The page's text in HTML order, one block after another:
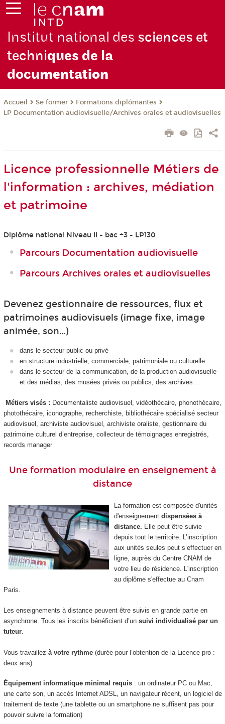
Institut national des sciences et
techniques de la
documentation
Accueil Se former
Formations diplômantes
LP Documentation audiovisuelle/Archives orales et audiovisuelles
Licence professionnelle Métiers de
l'information : archives, médiation
et patrimoine
Diplôme national Niveau II - bac +3 - LP130
Parcours Documentation audiovisuelle
Parcours Archives orales et audiovisuelles
Devenez gestionnaire de ressources, flux et
patrimoines audiovisuels (image fixe, image
animée, son…)
dans le secteur public ou privé
en structure industrielle, commerciale, patrimoniale ou culturelle
dans le secteur de la communication, de la production audiovisuelle
et des médias, des musées privés ou publics, des archives…
Métiers visés : Documentaliste audiovisuel, vidéothécaire, phonothécaire,
photothécaire, iconographe, recherchiste, bibliothécaire spécialisé secteur
audiovisuel, archiviste audiovisuel, archiviste oraliste, gestionnaire du
patrimoine culturel d’entreprise, collecteur de témoignages enregistrés,
records manager
Une formation modulaire en enseignement à
distance
La formation est composée d'unités
d'enseignementdispensées à
distance. Elle peut être suivie
depuis tout le territoire. L’inscription
aux unités seules peut s’effectuer en
ligne, auprès du Centre CNAM de
votre lieu de résidence. L'inscription
au diplôme s'effectue au Cnam
Paris.
Les enseignements à distance peuvent être suivis en grande partie en
asynchrone. Tous les inscrits bénéficient d’un suivi individualisé par un
tuteur.
Vous travaillez à votre rythme(durée pour l’obtention de la Licence pro :
deux ans).
Équipement informatique minimal requis : un ordinateur PC ou Mac,
une carte son, un accès Internet ADSL, un navigateur récent, un logiciel de
traitement de texte (une tablette ou un smartphone ne suffisent pas pour
pouvoir suivre la formation)